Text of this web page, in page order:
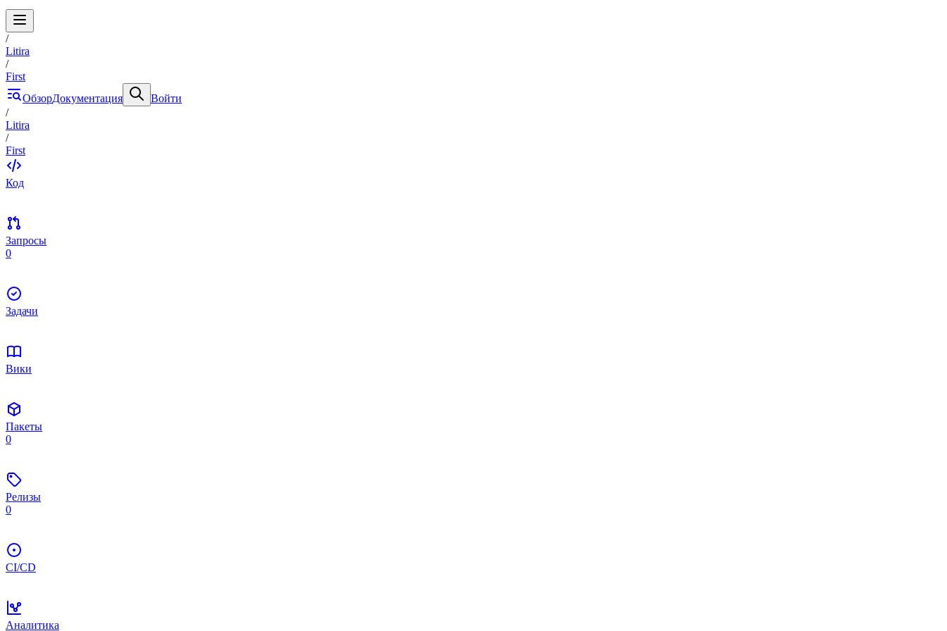
/
Litira
/
First
ОбзорДокументация
Войти
/
Litira
/
First
Код
Запросы
0
Задачи
Вики
Пакеты
0
Релизы
0
CI/CD
Аналитика